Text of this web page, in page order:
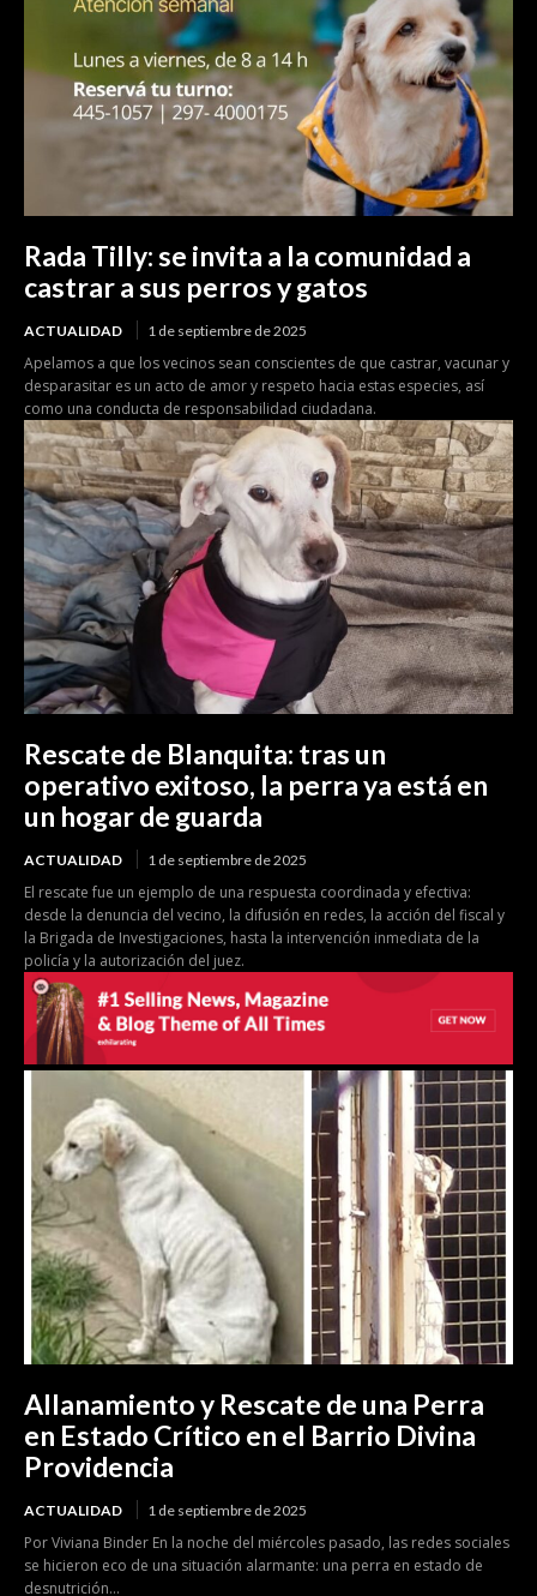
Rada Tilly: se invita a la comunidad a
castrar a sus perros y gatos
ACTUALIDAD 1 de septiembre de 2025
Apelamos a que los vecinos sean conscientes de que castrar, vacunar y
desparasitar es un acto de amor y respeto hacia estas especies, así
como una conducta de responsabilidad ciudadana.
Rescate de Blanquita: tras un
operativo exitoso, la perra ya está en
un hogar de guarda
ACTUALIDAD 1 de septiembre de 2025
El rescate fue un ejemplo de una respuesta coordinada y efectiva:
desde la denuncia del vecino, la difusión en redes, la acción del fiscal y
la Brigada de Investigaciones, hasta la intervención inmediata de la
policía y la autorización del juez.
Allanamiento y Rescate de una Perra
en Estado Crítico en el Barrio Divina
Providencia
ACTUALIDAD 1 de septiembre de 2025
Por Viviana Binder En la noche del miércoles pasado, las redes sociales
se hicieron eco de una situación alarmante: una perra en estado de
desnutrición...